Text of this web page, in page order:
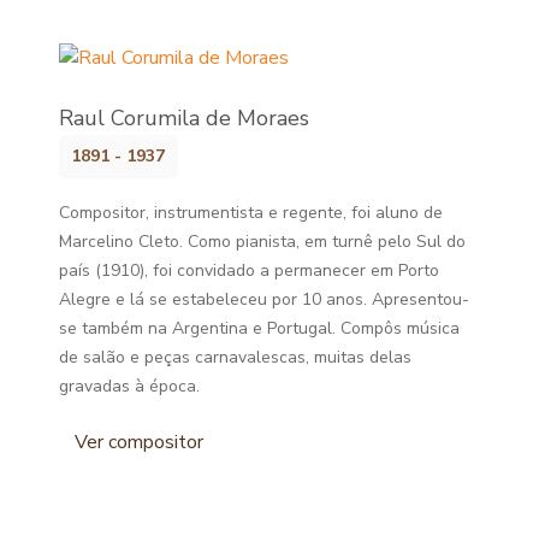
Raul Corumila de Moraes
1891 - 1937
Compositor, instrumentista e regente, foi aluno de
Marcelino Cleto. Como pianista, em turnê pelo Sul do
país (1910), foi convidado a permanecer em Porto
Alegre e lá se estabeleceu por 10 anos. Apresentou-
se também na Argentina e Portugal. Compôs música
de salão e peças carnavalescas, muitas delas
gravadas à época.
Ver compositor